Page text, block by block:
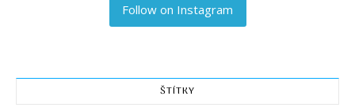
Follow on Instagram
ŠTÍTKY